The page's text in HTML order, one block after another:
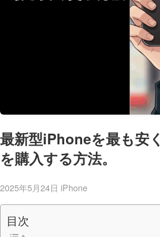
最新型iPhoneを最も安
を購入する方法。
2025年5月24日 iPhone
目次